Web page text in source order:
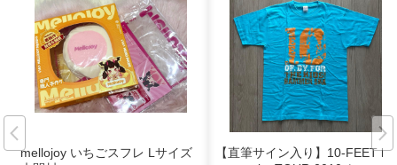
mellojoy いちごスフレ Lサイズ
【直筆サイン入り】10-FEET ha